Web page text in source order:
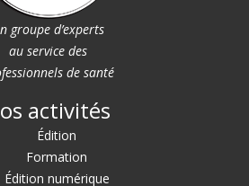
groupe d’experts
au service des
de santé
activités
Édition
Formation
Édition numérique